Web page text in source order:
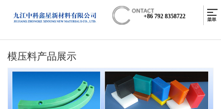
+86 792 8358722
模压料产品展示